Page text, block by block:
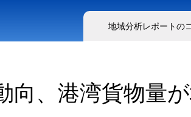
地域分析レポートの
向、港湾貨物量